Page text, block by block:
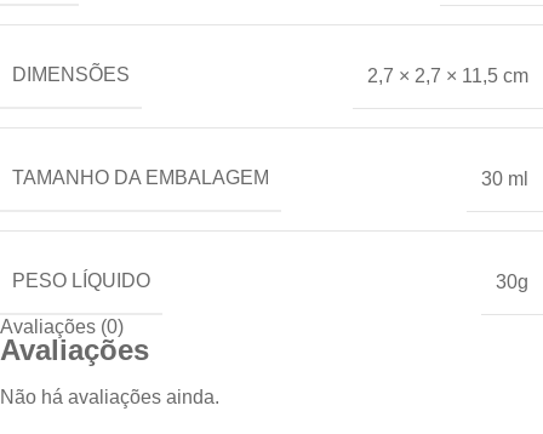
DIMENSÕES 2,7 × 2,7 × 11,5 cm
TAMANHO DA EMBALAGEM 30 ml
PESO LÍQUIDO 30g
Avaliações (0)
Avaliações
Não há avaliações ainda.